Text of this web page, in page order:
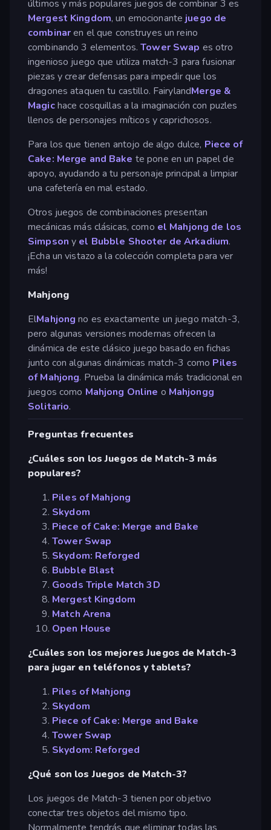
últimos y más populares juegos de combinar 3 es
Mergest Kingdom, un emocionante juego de
combinaren el que construyes un reino
combinando 3 elementos.Tower Swap es otro
ingenioso juego que utiliza match-3 para fusionar
piezas y crear defensas para impedir que los
dragones ataquen tu castillo. FairylandMerge &
Magichace cosquillas a la imaginación con puzles
llenos de personajes míticos y caprichosos.
Para los que tienen antojo de algo dulce, Piece of
Cake: Merge and Bake te pone en un papel de
apoyo, ayudando a tu personaje principal a limpiar
una cafetería en mal estado.
Otros juegos de combinaciones presentan
mecánicas más clásicas, como el Mahjong de los
Simpson y el Bubble Shooter de Arkadium.
¡Echa un vistazo a la colección completa para ver
más!
Mahjong
ElMahjong no es exactamente un juego match-3,
pero algunas versiones modernas ofrecen la
dinámica de este clásico juego basado en fichas
junto con algunas dinámicas match-3 como Piles
of Mahjong. Prueba la dinámica más tradicional en
juegos como Mahjong Online o Mahjongg
Solitario.
Preguntas frecuentes
¿Cuáles son los Juegos de Match-3 más
populares?
Piles of Mahjong
Skydom
Piece of Cake: Merge and Bake
Tower Swap
Skydom: Reforged
Bubble Blast
Goods Triple Match 3D
Mergest Kingdom
Match Arena
Open House
¿Cuáles son los mejores Juegos de Match-3
para jugar en teléfonos y tablets?
Piles of Mahjong
Skydom
Piece of Cake: Merge and Bake
Tower Swap
Skydom: Reforged
¿Qué son los Juegos de Match-3?
Los juegos de Match-3 tienen por objetivo
conectar tres objetos del mismo tipo.